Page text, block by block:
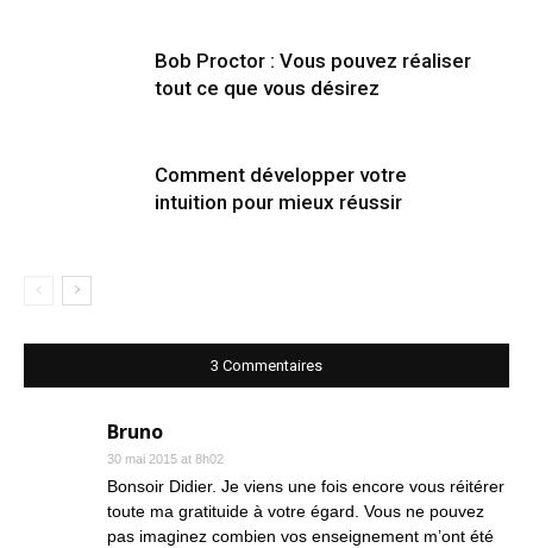
Bob Proctor : Vous pouvez réaliser
tout ce que vous désirez
Comment développer votre
intuition pour mieux réussir
3 Commentaires
Bruno
30 mai 2015 at 8h02
Bonsoir Didier. Je viens une fois encore vous réitérer
toute ma gratituide à votre égard. Vous ne pouvez
pas imaginez combien vos enseignement m’ont été